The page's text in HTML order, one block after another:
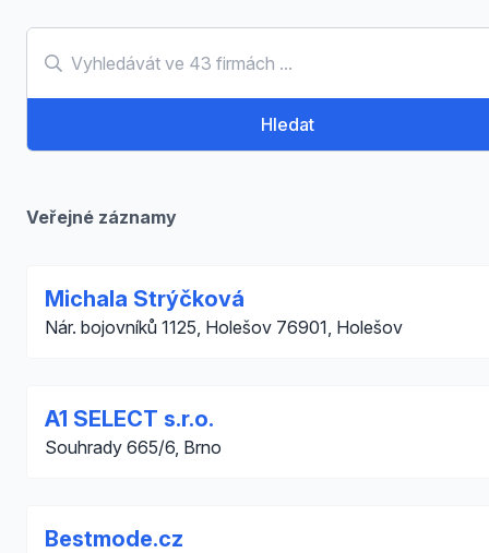
Hledat
Veřejné záznamy
Michala Strýčková
Nár. bojovníků 1125, Holešov 76901, Holešov
A1 SELECT s.r.o.
Souhrady 665/6, Brno
Bestmode.cz